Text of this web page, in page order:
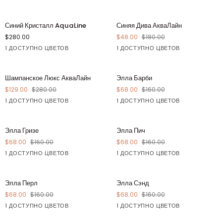
Синий
Кристалл
AquaLine
Синий Кристалл AquaLine
$280.00
1 ДОСТУПНО ЦВЕТОВ
СОХРАНЯТЬ $132
Синяя
Дива
АкваЛайн
Синяя Дива АкваЛайн
$48.00 $180.00
1 ДОСТУПНО ЦВЕТОВ
СОХРАНЯТЬ $151
Шампанское
Люкс
АкваЛайн
Шампанское Люкс АкваЛайн
$129.00 $280.00
1 ДОСТУПНО ЦВЕТОВ
Элла
Барби
Элла Барби
$68.00 $160.00
1 ДОСТУПНО ЦВЕТОВ
Элла
Гризе
Элла Гризе
$68.00 $160.00
1 ДОСТУПНО ЦВЕТОВ
Элла
Пич
Элла Пич
$68.00 $160.00
1 ДОСТУПНО ЦВЕТОВ
Элла
Перл
Элла Перл
$68.00 $160.00
1 ДОСТУПНО ЦВЕТОВ
Элла
Сэнд
Элла Сэнд
$68.00 $160.00
1 ДОСТУПНО ЦВЕТОВ